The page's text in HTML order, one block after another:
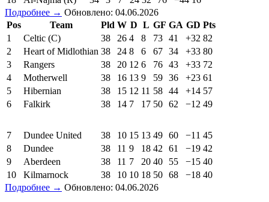
Подробнее → Обновлено: 04.06.2026
Pos
Team Pld W D L GF GA GD Pts
1
Celtic (C) 38 26 4 8 73 41 +32 82
2
Heart of Midlothian 38 24 8 6 67 34 +33 80
3
Rangers 38 20 12 6 76 43 +33 72
4
Motherwell 38 16 13 9 59 36 +23 61
5
Hibernian 38 15 12 11 58 44 +14 57
6
Falkirk 38 14 7 17 50 62 −12 49
7 Dundee United 38 10 15 13 49 60 −11 45
8
Dundee 38 11 9 18 42 61 −19 42
9
Aberdeen 38 11 7 20 40 55 −15 40
10
Kilmarnock 38 10 10 18 50 68 −18 40
Подробнее → Обновлено: 04.06.2026